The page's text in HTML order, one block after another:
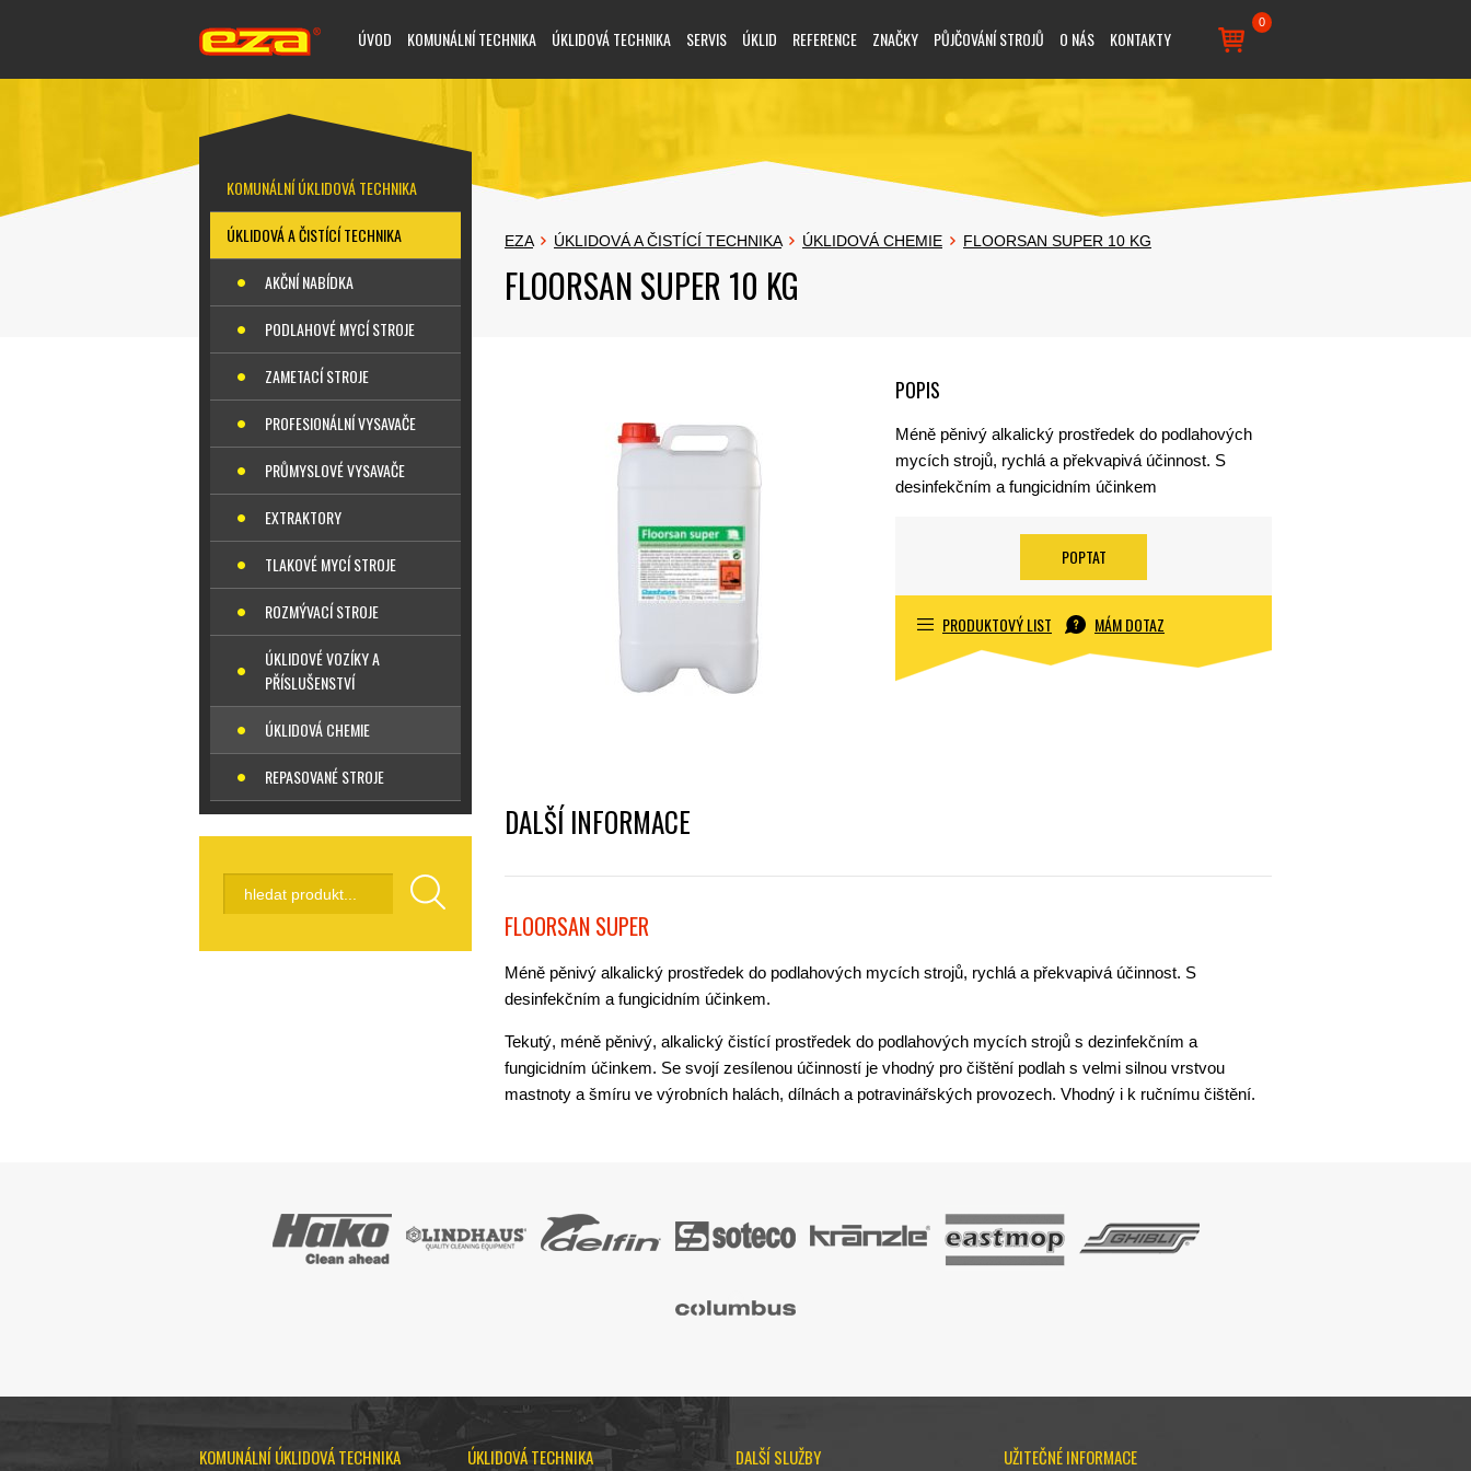
ÚVOD KOMUNÁLNÍ TECHNIKA ÚKLIDOVÁ TECHNIKA SERVIS ÚKLID REFERENCE ZNAČKY PŮJČOVÁNÍ STROJŮ O NÁS KONTAKTY
0
KOMUNÁLNÍ ÚKLIDOVÁ TECHNIKA
ÚKLIDOVÁ A ČISTÍCÍ TECHNIKA
AKČNÍ NABÍDKA
PODLAHOVÉ MYCÍ STROJE
ZAMETACÍ STROJE
PROFESIONÁLNÍ VYSAVAČE
PRŮMYSLOVÉ VYSAVAČE
EXTRAKTORY
TLAKOVÉ MYCÍ STROJE
ROZMÝVACÍ STROJE
ÚKLIDOVÉ VOZÍKY A
PŘÍSLUŠENSTVÍ
ÚKLIDOVÁ CHEMIE
REPASOVANÉ STROJE
EZA ÚKLIDOVÁ A ČISTÍCÍ TECHNIKA ÚKLIDOVÁ CHEMIE FLOORSAN SUPER 10 KG
FLOORSAN SUPER 10 KG
POPIS
Méně pěnivý alkalický prostředek do podlahových
mycích strojů, rychlá a překvapivá účinnost. S
desinfekčním a fungicidním účinkem
POPTAT
PRODUKTOVÝ LIST MÁM DOTAZ
DALŠÍ INFORMACE
FLOORSAN SUPER
Méně pěnivý alkalický prostředek do podlahových mycích strojů, rychlá a překvapivá účinnost. S
desinfekčním a fungicidním účinkem.
Tekutý, méně pěnivý, alkalický čistící prostředek do podlahových mycích strojů s dezinfekčním a
fungicidním účinkem. Se svojí zesílenou účinností je vhodný pro čištění podlah s velmi silnou vrstvou
mastnoty a šmíru ve výrobních halách, dílnách a potravinářských provozech. Vhodný i k ručnímu čištění.
KOMUNÁLNÍ ÚKLIDOVÁ TECHNIKA ÚKLIDOVÁ TECHNIKA DALŠÍ SLUŽBY UŽITEČNÉ INFORMACE